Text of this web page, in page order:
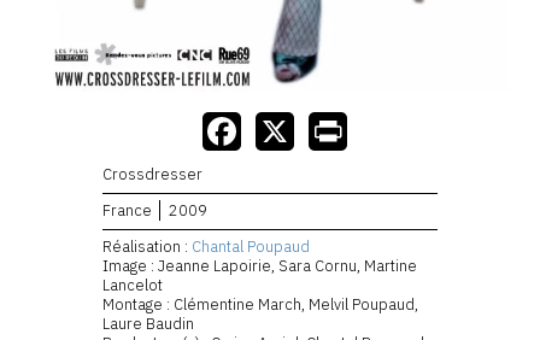
Crossdresser
France
2009
Réalisation : Chantal Poupaud
Image : Jeanne Lapoirie, Sara Cornu, Martine
Lancelot
Montage : Clémentine March, Melvil Poupaud,
Laure Baudin